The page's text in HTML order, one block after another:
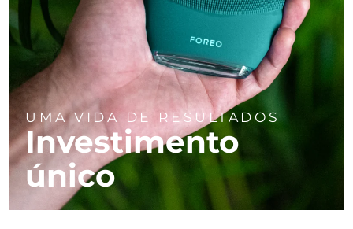
UMA VIDA DE RESULTADOS
Investimento
único